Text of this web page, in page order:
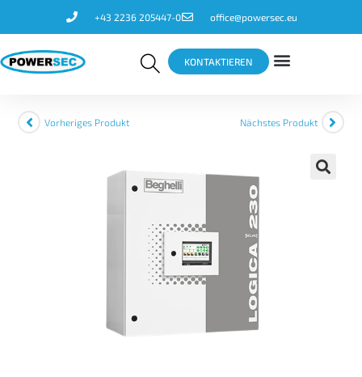
+43 2236 205447-0 office@powersec.eu
KONTAKTIEREN
Vorheriges Produkt Nächstes Produkt